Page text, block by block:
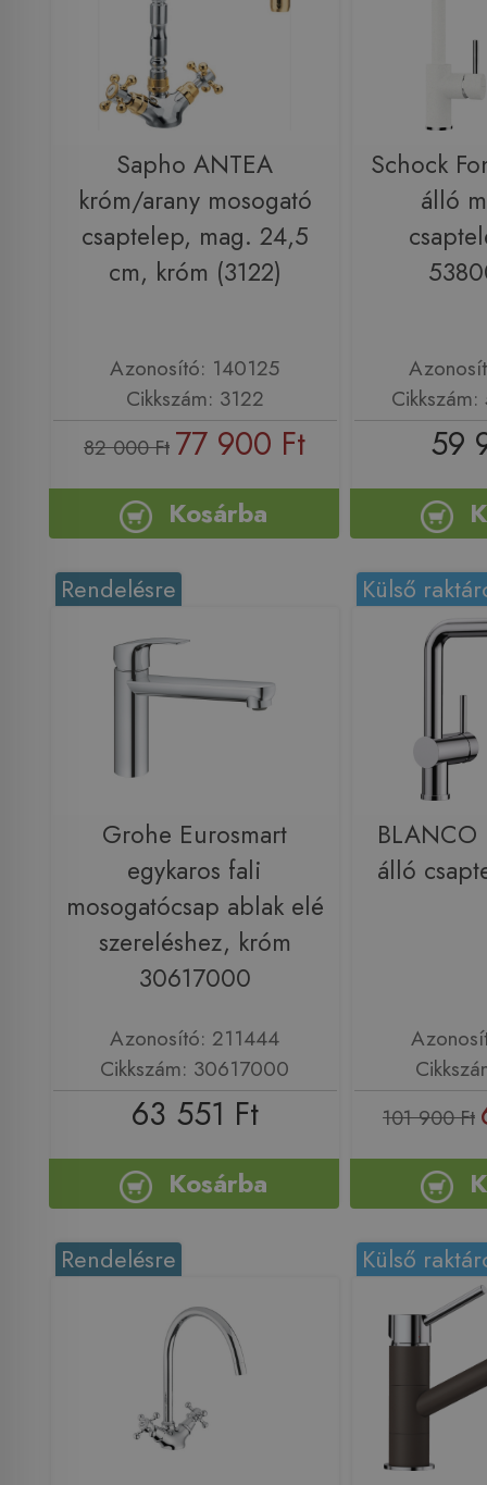
Sapho ANTEA
króm/arany mosogató
csaptelep, mag. 24,5
cm, króm (3122)
Azonosító: 140125
Cikkszám: 3122
82 000 Ft 77 900 Ft
Kosárba
Schock
álló
59
Rendelésre
Grohe Eurosmart
egykaros fali
mosogatócsap ablak elé
szereléshez, króm
30617000
Azonosító: 211444
Cikkszám: 30617000
63 551 Ft
Kosárba
Külső
BLANCO
álló
101 900 Ft
Rendelésre Külső